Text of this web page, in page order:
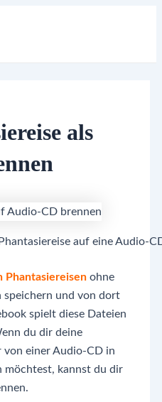
als
auf eine Audio-
Phantasiereisenohne
und von dort
spielt diese Dateien
du dir deine
von einer Audio-CD in
möchtest, kannst du dir